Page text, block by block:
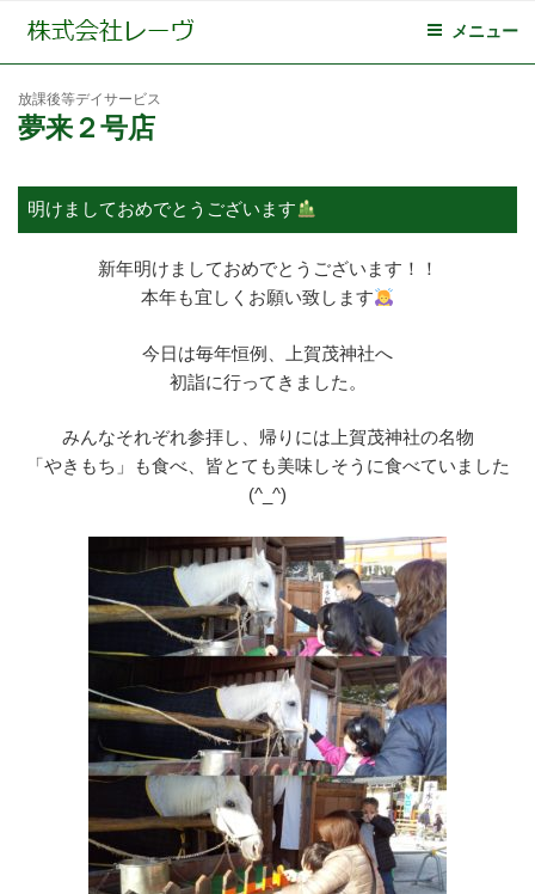
メニュー
放課後等デイサービス
夢来２号店
明けましておめでとうございます
新年明けましておめでとうございます！！
本年も宜しくお願い致します
今日は毎年恒例、上賀茂神社へ
初詣に行ってきました。
みんなそれぞれ参拝し、帰りには上賀茂神社の名物
「やきもち」も食べ、皆とても美味しそうに食べていました
(^_^)